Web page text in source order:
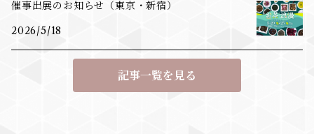
催事出展のお知らせ（東京・新宿）
2026/5/18
記事一覧を見る